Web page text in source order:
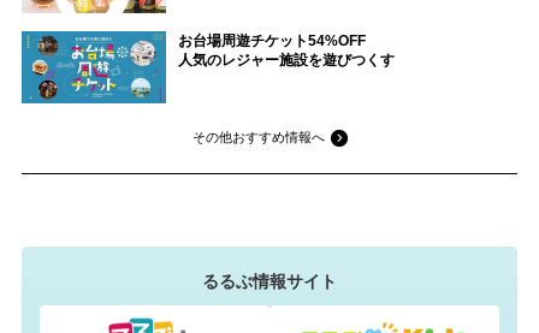
お台場周遊チケット54%OFF
人気のレジャー施設を遊びつくす
その他おすすめ情報へ
るるぶ情報サイト